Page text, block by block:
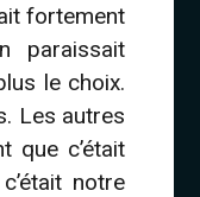
fortement
paraissait
le choix.
Les autres
que c’était
notre